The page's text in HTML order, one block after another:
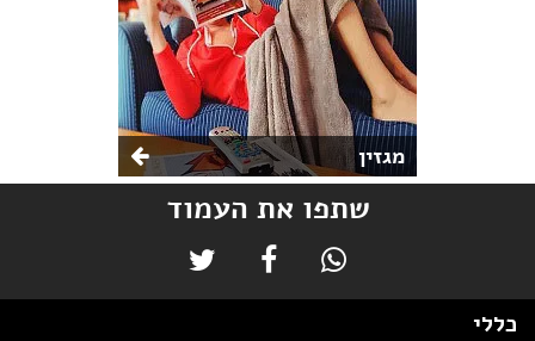
מגזין
שתפו את העמוד
כללי